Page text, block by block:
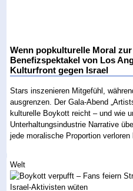
Wenn popkulturelle Moral
Benefizspektakel von Los
Kulturfront gegen Israel
Stars inszenieren Mitgefühl,
ausgrenzen. Der Gala-Abend
kulturelle Boykott reicht – und wie
Unterhaltungsindustrie Narrative
jede moralische Proportion verloren
Welt